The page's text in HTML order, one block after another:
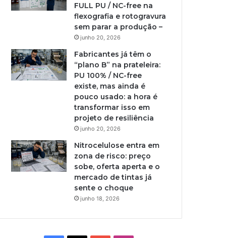
FULL PU / NC-free na
flexografia e rotogravura
sem parar a produção –
junho 20, 2026
Fabricantes já têm o
“plano B” na prateleira:
PU 100% / NC-free
existe, mas ainda é
pouco usado: a hora é
transformar isso em
projeto de resiliência
junho 20, 2026
Nitrocelulose entra em
zona de risco: preço
sobe, oferta aperta e o
mercado de tintas já
sente o choque
junho 18, 2026